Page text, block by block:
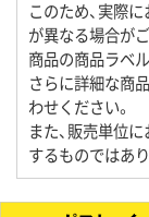
このため、実際
が異なる場合が
商品の商品ラベ
さらに詳細な商
わせください。
また、販売単位
するものではあ